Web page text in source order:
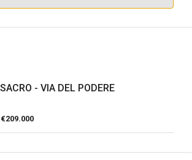
- VIA DEL PODERE
€209.000